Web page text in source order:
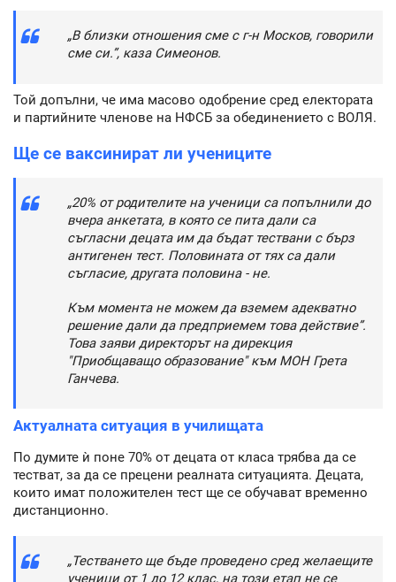
„В близки отношения сме с г-н Москов, говорили
сме си.”, каза Симеонов.
Той допълни, че има масово одобрение сред електората
и партийните членове на НФСБ за обединението с ВОЛЯ.
Ще се ваксинират ли учениците
„20% от родителите на ученици са попълнили до
вчера анкетата, в която се пита дали са
съгласни децата им да бъдат тествани с бърз
антигенен тест. Половината от тях са дали
съгласие, другата половина - не.
Към момента не можем да вземем адекватно
решение дали да предприемем това действие”.
Това заяви директорът на дирекция
"Приобщаващо образование" към МОН Грета
Ганчева.
Актуалната ситуация в училищата
По думите ѝ поне 70% от децата от класа трябва да се
тестват, за да се прецени реалната ситуацията. Децата,
които имат положителен тест ще се обучават временно
дистанционно.
„Тестването ще бъде проведено сред желаещите
ученици от 1 до 12 клас, на този етап не се